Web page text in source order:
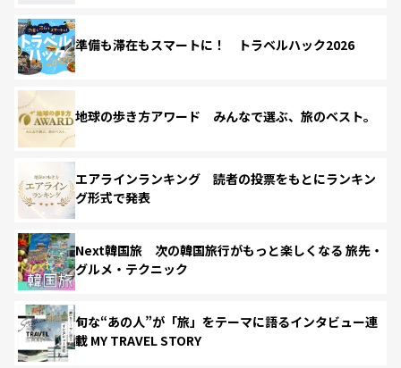
準備も滞在もスマートに！ トラベルハック2026
地球の歩き方アワード みんなで選ぶ、旅のベスト。
エアラインランキング 読者の投票をもとにランキン
グ形式で発表
Next韓国旅 次の韓国旅行がもっと楽しくなる 旅先・
グルメ・テクニック
旬な“あの人”が「旅」をテーマに語るインタビュー連
載 MY TRAVEL STORY